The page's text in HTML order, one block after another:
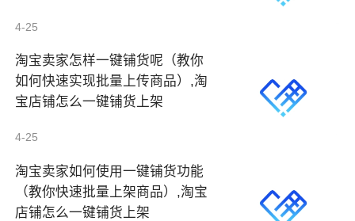
4-25
淘宝卖家怎样一键铺货呢（教你
如何快速实现批量上传商品）,淘
宝店铺怎么一键铺货上架
4-25
淘宝卖家如何使用一键铺货功能
（教你快速批量上架商品）,淘宝
店铺怎么一键铺货上架